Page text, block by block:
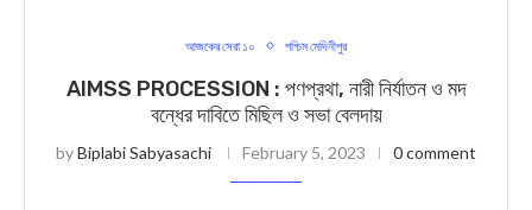
আজকের সেরা ১০ পশ্চিম মেদিনীপুর
AIMSS PROCESSION : পণপ্রথা, নারী নির্যাতন ও মদ
বন্ধের দাবিতে মিছিল ও সভা বেলদায়
byBiplabi Sabyasachi February 5, 2023 0 comment